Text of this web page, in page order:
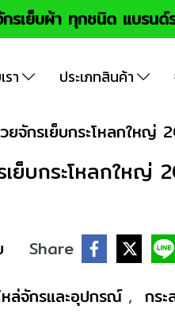
รเย็บผ้า ทุกชนิด แบรนด์
รา ประเภทสินค้า
ยจักรเย็บกระโหลกใหญ่
เย็บกระโหลกใหญ่
Share
หล่จักรและอุปกรณ์ , กระ